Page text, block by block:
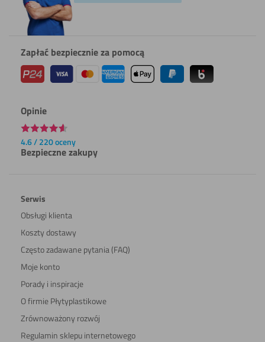
Zapłać bezpiecznie za pomocą
Opinie
4.6 / 220 oceny
Bezpieczne zakupy
Serwis
Obsługi klienta
Koszty dostawy
Często zadawane pytania (FAQ)
Moje konto
Porady i inspiracje
O firmie Płytyplastikowe
Zrównoważony rozwój
Regulamin sklepu internetowego